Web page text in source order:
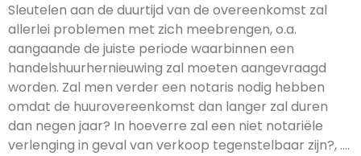
Sleutelen aan de duurtijd van de overeenkomst zal
allerlei problemen met zich meebrengen, o.a.
aangaande de juiste periode waarbinnen een
handelshuurhernieuwing zal moeten aangevraagd
worden. Zal men verder een notaris nodig hebben
omdat de huurovereenkomst dan langer zal duren
dan negen jaar? In hoeverre zal een niet notariële
verlenging in geval van verkoop tegenstelbaar zijn?, ….